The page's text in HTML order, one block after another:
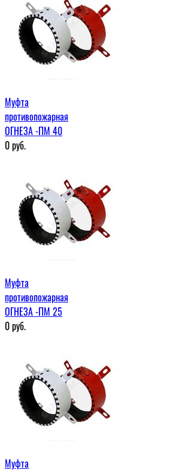
Муфта
противопожарная
ОГНЕЗА -ПМ 40
0руб.
Муфта
противопожарная
ОГНЕЗА -ПМ 25
0руб.
Муфта